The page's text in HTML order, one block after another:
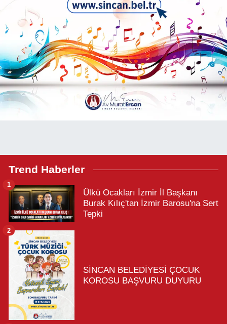
Trend Haberler
Ülkü Ocakları İzmir İl Başkanı
Burak Kılıç'tan İzmir Barosu'na Sert
Tepki
1
SİNCAN BELEDİYESİ ÇOCUK
KOROSU BAŞVURU DUYURU
2